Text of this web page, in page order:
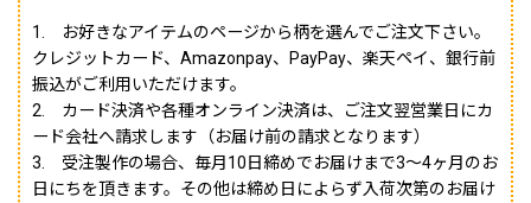
1. お好きなアイテムのページから柄を選んでご注文下さい。
クレジットカード、Amazonpay、PayPay、楽天ペイ、銀行前
振込がご利用いただけます。
2. カード決済や各種オンライン決済は、ご注文翌営業日にカ
ード会社へ請求します（お届け前の請求となります）
3. 受注製作の場合、毎月10日締めでお届けまで3〜4ヶ月のお
日にちを頂きます。その他は締め日によらず入荷次第のお届け